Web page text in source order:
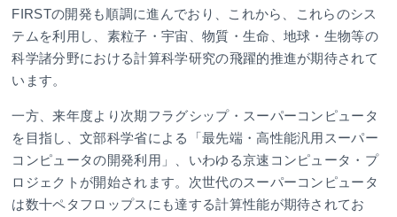
FIRSTの開発も順調に進んでおり、これから、これらのシス
テムを利用し、素粒子・宇宙、物質・生命、地球・生物等の
科学諸分野における計算科学研究の飛躍的推進が期待されて
います。
一方、来年度より次期フラグシップ・スーパーコンピュータ
を目指し、文部科学省による「最先端・高性能汎用スーパー
コンピュータの開発利用」、いわゆる京速コンピュータ・プ
ロジェクトが開始されます。次世代のスーパーコンピュータ
は数十ペタフロップスにも達する計算性能が期待されてお